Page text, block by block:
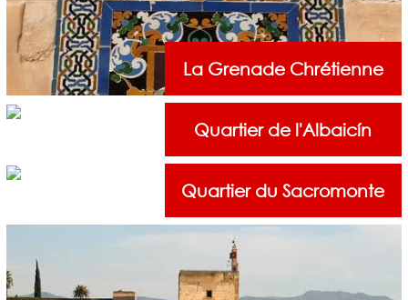
La Grenade Chrétienne
Quartier de l'Albaicín
Quartier du Sacromonte